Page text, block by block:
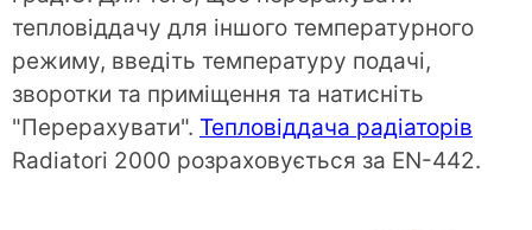
тепловіддачу для іншого температурного
режиму, введіть температуру подачі,
зворотки та приміщення та натисніть
"Перерахувати". Тепловіддача радіаторів
Radiatori 2000 розраховується за EN-442.